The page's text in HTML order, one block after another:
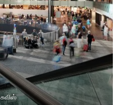
சுவிஸ்